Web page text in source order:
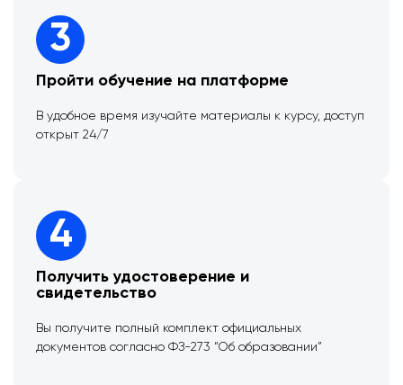
3
Пройти обучение на платформе
В удобное время изучайте материалы к курсу, доступ
открыт 24/7
4
Получить удостоверение и
свидетельство
Вы получите полный комплект официальных
документов согласно ФЗ-273 “Об образовании”